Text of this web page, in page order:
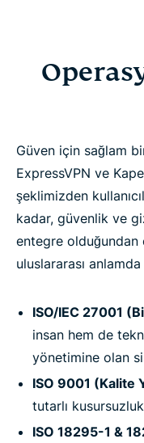
Güven için sağlam
ExpressVPN ve
şeklimizden
kadar, güvenlik ve
entegre olduğundan
uluslararası
ISO/IEC 27001
insan hem de
yönetimine olan
ISO 9001 (Kalite
tutarlı
ISO 18295-1 &